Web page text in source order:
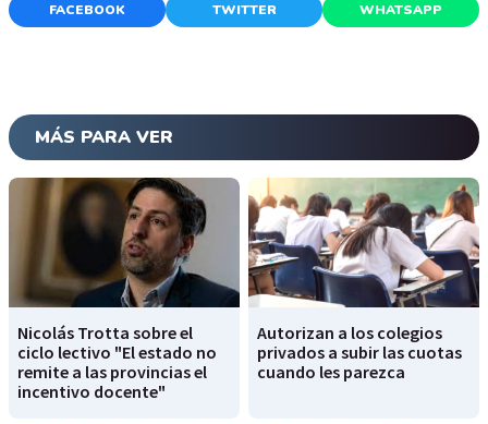
FACEBOOK TWITTER WHATSAPP
MÁS PARA VER
Nicolás Trotta sobre el
ciclo lectivo "El estado no
remite a las provincias el
incentivo docente"
Autorizan a los colegios
privados a subir las cuotas
cuando les parezca